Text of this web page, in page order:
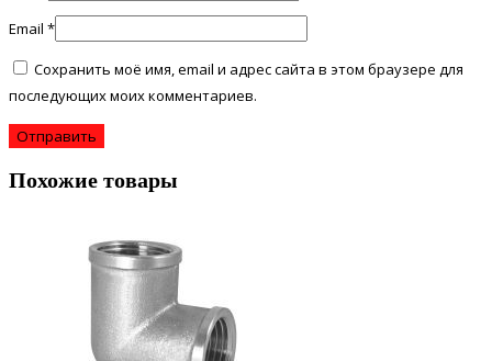
Email *
Сохранить моё имя, email и адрес сайта в этом браузере для
последующих моих комментариев.
Похожие товары